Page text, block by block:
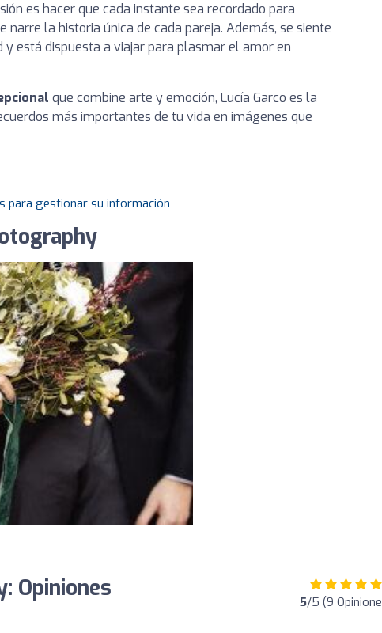
es hacer que cada instante sea recordado para
la historia única de cada pareja. Además, se siente
está dispuesta a viajar para plasmar el amor en
que combine arte y emoción, Lucía Garco es la
más importantes de tu vida en imágenes que
para gestionar su información
Opiniones 5/5 (9